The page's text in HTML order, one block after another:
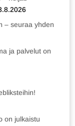
– seuraa yhden
ja palvelut on
on julkaistu